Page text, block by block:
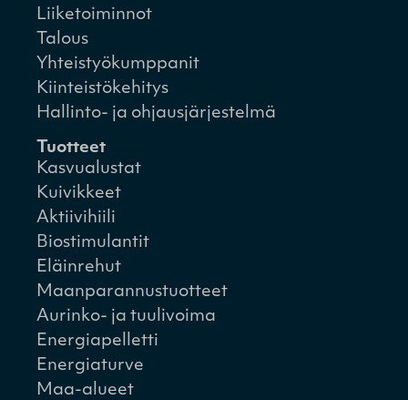
Liiketoiminnot
Talous
Yhteistyökumppanit
Kiinteistökehitys
Hallinto- ja ohjausjärjestelmä
Tuotteet
Kasvualustat
Kuivikkeet
Aktiivihiili
Biostimulantit
Eläinrehut
Maanparannustuotteet
Aurinko- ja tuulivoima
Energiapelletti
Energiaturve
Maa-alueet